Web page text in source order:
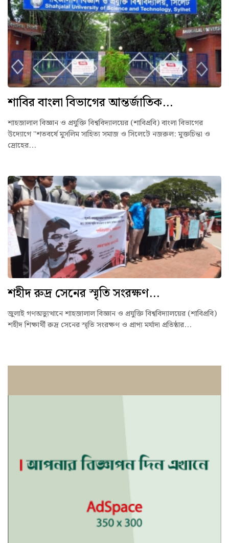
শাবির বাংলা বিভাগের আন্তর্জাতিক...
শাহজালাল বিজ্ঞান ও প্রযুক্তি বিশ্ববিদ্যালয়ের (শাবিপ্রবি) বাংলা বিভাগের
উদ্যোগে "শতবর্ষে মুসলিম সাহিত্য সমাজ ও সিলেটে নজরুল: মুক্তচিন্তা ও
দ্রোহের...
শহীদ রুদ্র সেনের স্মৃতি সংরক্ষণ...
জুলাই গণঅভ্যুত্থানে শাহজালাল বিজ্ঞান ও প্রযুক্তি বিশ্ববিদ্যালয়ের (শাবিপ্রবি)
শহীদ শিক্ষার্থী রুদ্র সেনের স্মৃতি সংরক্ষণ ও প্রাপ্য মর্যাদা প্রতিষ্ঠার...